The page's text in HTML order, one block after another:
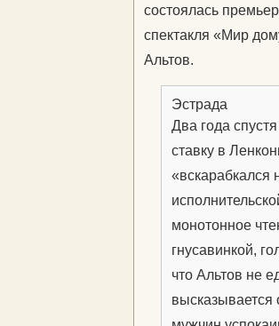
состоялась
спектакля «Мир
Альтов.
Эстрада
Два года
ставку в
«вскарабкался
монотонное
гнусавинкой,
что Альтов не
высказывается